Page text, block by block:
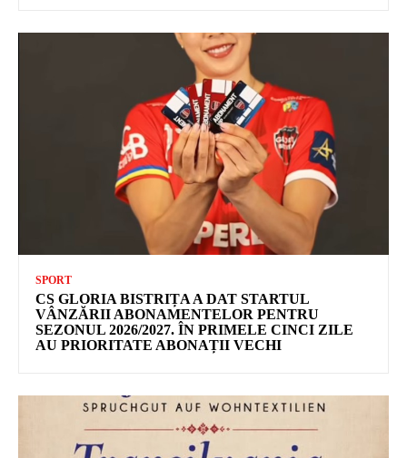
SPORT
CS GLORIA BISTRIȚA A DAT STARTUL
VÂNZĂRII ABONAMENTELOR PENTRU
SEZONUL 2026/2027. ÎN PRIMELE CINCI ZILE
AU PRIORITATE ABONAȚII VECHI